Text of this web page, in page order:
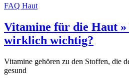
FAQ Haut
Vitamine für die Haut »
wirklich wichtig?
Vitamine gehören zu den Stoffen, die
gesund